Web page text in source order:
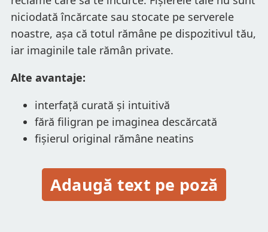
niciodată încărcate sau stocate pe serverele
noastre, așa că totul rămâne pe dispozitivul tău,
iar imaginile tale rămân private.
Alte avantaje:
interfață curată și intuitivă
fără filigran pe imaginea descărcată
fișierul original rămâne neatins
Adaugă text pe poză